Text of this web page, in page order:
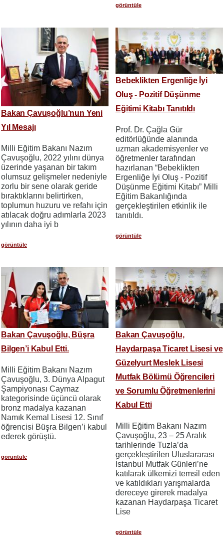
görüntüle
Bakan Çavuşoğlu’nun Yeni
Yıl Mesajı
Milli Eğitim Bakanı Nazım
Çavuşoğlu, 2022 yılını dünya
üzerinde yaşanan bir takım
olumsuz gelişmeler nedeniyle
zorlu bir sene olarak geride
bıraktıklarını belirtirken,
toplumun huzuru ve refahı için
atılacak doğru adımlarla 2023
yılının daha iyi b
görüntüle
Bebeklikten Ergenliğe İyi
Oluş - Pozitif Düşünme
Eğitimi Kitabı Tanıtıldı
Prof. Dr. Çağla Gür
editörlüğünde alanında
uzman akademisyenler ve
öğretmenler tarafından
hazırlanan “Bebeklikten
Ergenliğe İyi Oluş - Pozitif
Düşünme Eğitimi Kitabı” Milli
Eğitim Bakanlığında
gerçekleştirilen etkinlik ile
tanıtıldı.
görüntüle
Bakan Çavuşoğlu, Büşra
Bilgen’i Kabul Etti.
Milli Eğitim Bakanı Nazım
Çavuşoğlu, 3. Dünya Alpagut
Şampiyonası Caymaz
kategorisinde üçüncü olarak
bronz madalya kazanan
Namık Kemal Lisesi 12. Sınıf
öğrencisi Büşra Bilgen’i kabul
ederek görüştü.
görüntüle
Bakan Çavuşoğlu,
Haydarpaşa Ticaret Lisesi ve
Güzelyurt Meslek Lisesi
Mutfak Bölümü Öğrencileri
ve Sorumlu Öğretmenlerini
Kabul Etti
Milli Eğitim Bakanı Nazım
Çavuşoğlu, 23 – 25 Aralık
tarihlerinde Tuzla’da
gerçekleştirilen Uluslararası
İstanbul Mutfak Günleri’ne
katılarak ülkemizi temsil eden
ve katıldıkları yarışmalarda
dereceye girerek madalya
kazanan Haydarpaşa Ticaret
Lise
görüntüle